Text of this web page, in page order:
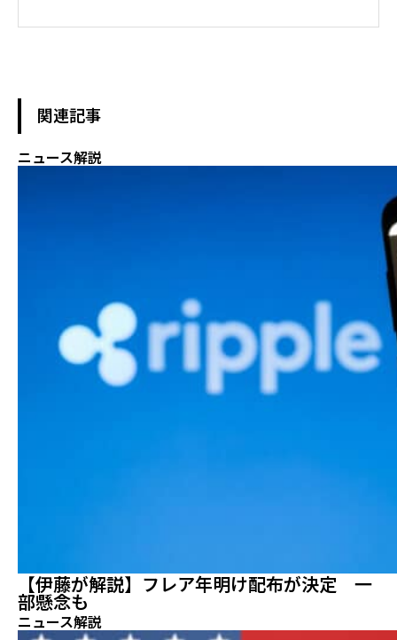
他各メディア取材、出演
関連記事
ニュース解説
【伊藤が解説】フレア年明け配布が決定 一
部懸念も
ニュース解説